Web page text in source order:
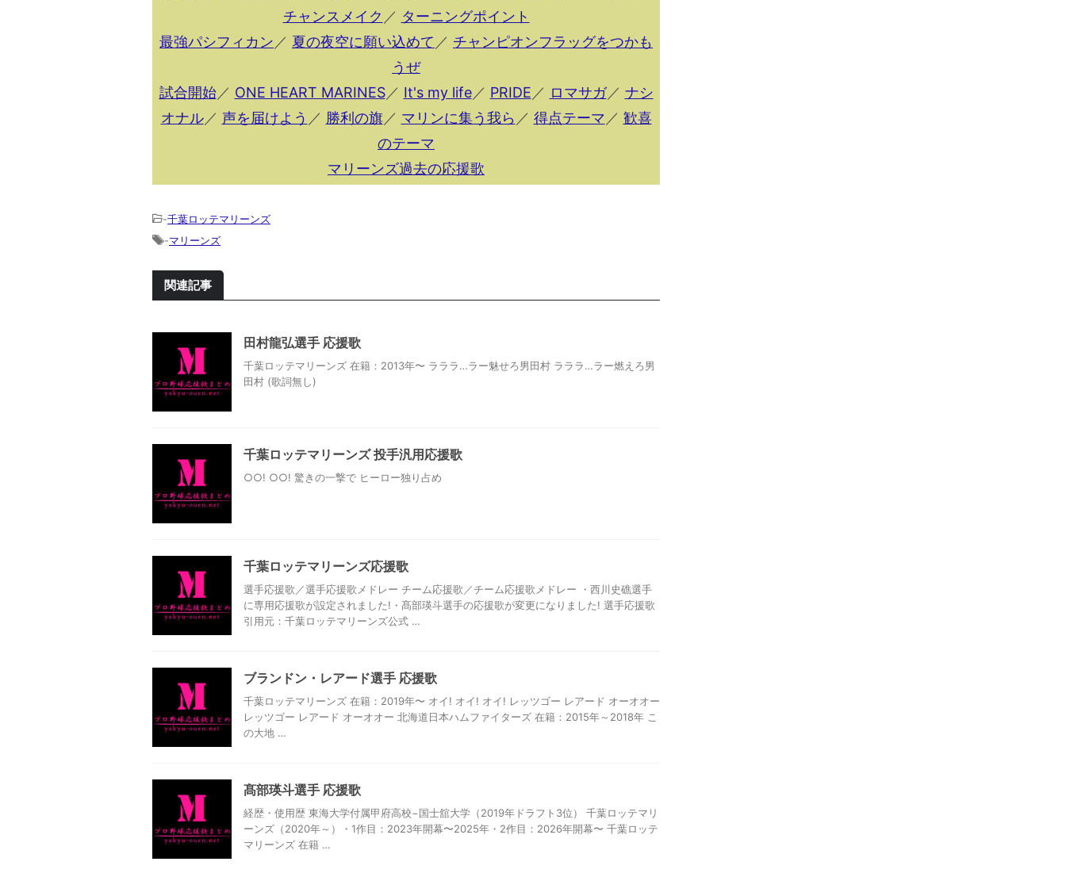
チャンスメイク ／ ターニングポイント
最強パシフィカン ／ 夏の夜空に願い込めて ／ チャンピオンフラッグをつかも
うぜ
試合開始／ ONE HEART MARINES／ It's my life／ PRIDE ／ ロマサガ／ ナシ
オナル／ 声を届けよう ／ 勝利の旗／ マリンに集う我ら ／ 得点テーマ ／ 歓喜
のテーマ
マリーンズ過去の応援歌
-千葉ロッテマリーンズ
-マリーンズ
関連記事
田村龍弘選手 応援歌
千葉ロッテマリーンズ 在籍：2013年〜 ラララ…ラー魅せろ男田村 ラララ…ラー燃えろ男
田村 (歌詞無し)
千葉ロッテマリーンズ 投手汎用応援歌
○○! ○○! 驚きの一撃で ヒーロー独り占め
千葉ロッテマリーンズ応援歌
選手応援歌／選手応援歌メドレー チーム応援歌／チーム応援歌メドレー ・西川史礁選手
に専用応援歌が設定されました!・髙部瑛斗選手の応援歌が変更になりました! 選手応援歌
引用元：千葉ロッテマリーンズ公式 …
ブランドン・レアード選手 応援歌
千葉ロッテマリーンズ 在籍：2019年〜 オイ! オイ! オイ! レッツゴー レアード オーオオー
レッツゴー レアード オーオオー 北海道日本ハムファイターズ 在籍：2015年～2018年 こ
の大地 …
髙部瑛斗選手 応援歌
経歴・使用歴 東海大学付属甲府高校−国士舘大学（2019年ドラフト3位） 千葉ロッテマリ
ーンズ（2020年～）・1作目：2023年開幕〜2025年・2作目：2026年開幕〜 千葉ロッテ
マリーンズ 在籍 …